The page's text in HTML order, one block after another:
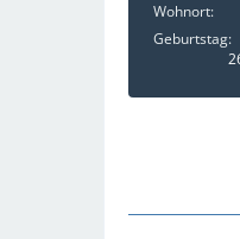
Wohnort
Geburtstag